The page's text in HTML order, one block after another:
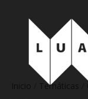
Temáticas